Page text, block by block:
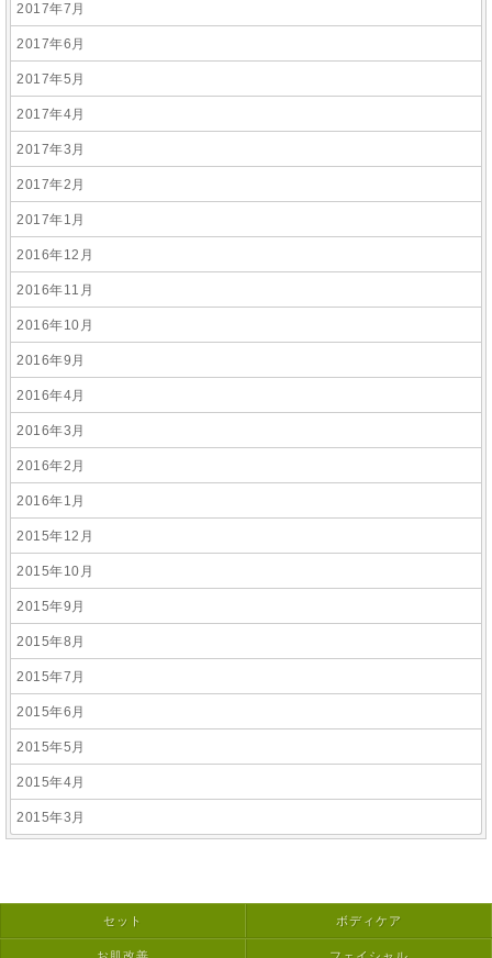
2017年7月
2017年6月
2017年5月
2017年4月
2017年3月
2017年2月
2017年1月
2016年12月
2016年11月
2016年10月
2016年9月
2016年4月
2016年3月
2016年2月
2016年1月
2015年12月
2015年10月
2015年9月
2015年8月
2015年7月
2015年6月
2015年5月
2015年4月
2015年3月
セット ボディケア